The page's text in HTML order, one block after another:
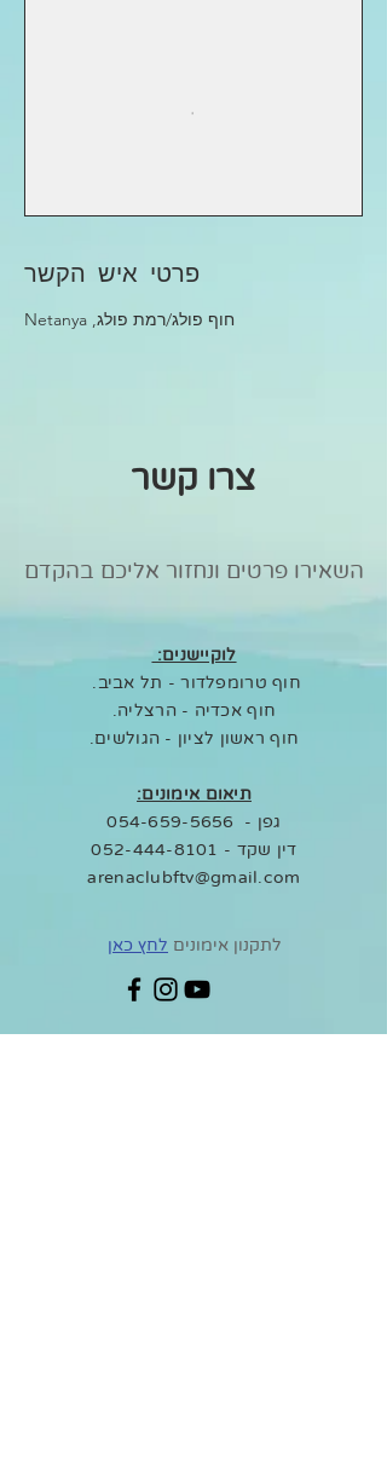
פרטי איש הקשר
חוף פולג/רמת פולג, Netanya
צרו קשר
השאירו פרטים ונחזור אליכם בהקדם
לוקיישנים:
חוף טרומפלדור - תל אביב.
חוף אכדיה - הרצליה.
חוף ראשון לציון - הגולשים.
תיאום אימונים:
גפן -
054-659-5656
דין שקד - 052-444-8101
arenaclubftv@gmail.com
לתקנון אימונים לחץ כאן